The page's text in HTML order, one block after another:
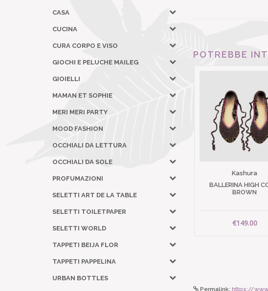
CASA
CUCINA
CURA CORPO E VISO
GIOCHI E PELUCHE MAILEG
GIOIELLI
MAMAN ET SOPHIE
MERI MERI PARTY
MOOD FASHION
OCCHIALI DA LETTURA
OCCHIALI DA SOLE
PROFUMAZIONI
SELETTI ART DE LA TABLE
SELETTI TOILETPAPER
SELETTI WORLD
TAPPETI BEIJA FLOR
TAPPETI PAPPELINA
URBAN BOTTLES
POTREBBE
Kashura
BALLERINA HIGH
BROWN
€149.00
Permalink: https://